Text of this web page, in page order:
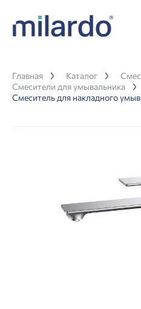
Главная Каталог
Смесители для умывальника
Смеситель для накладного